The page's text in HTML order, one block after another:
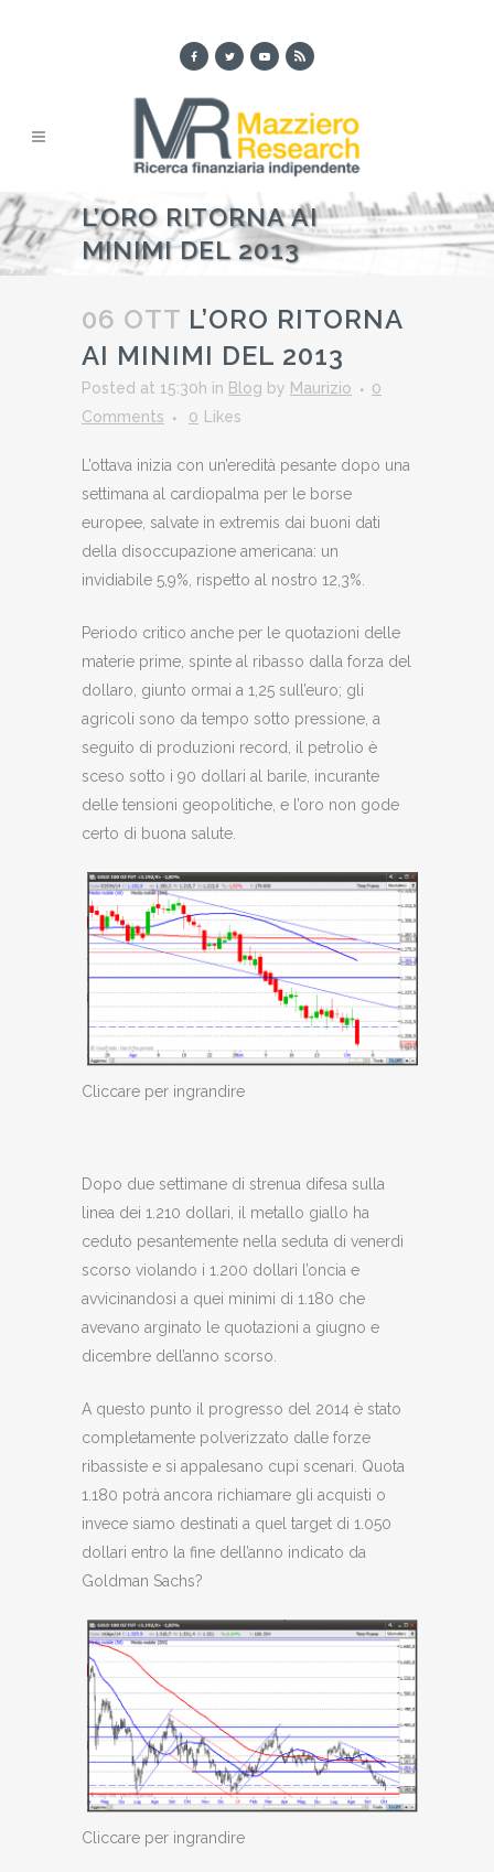
L’ORO RITORNA AI
MINIMI DEL 2013
06 OTT L’ORO RITORNA
AI MINIMI DEL 2013
Posted at 15:30h in Blog by Maurizio
0
Comments
0 Likes
L’ottava inizia con un’eredità pesante dopo una
settimana al cardiopalma per le borse
europee, salvate in extremis dai buoni dati
della disoccupazione americana: un
invidiabile 5,9%, rispetto al nostro 12,3%.
Periodo critico anche per le quotazioni delle
materie prime, spinte al ribasso dalla forza del
dollaro, giunto ormai a 1,25 sull’euro; gli
agricoli sono da tempo sotto pressione, a
seguito di produzioni record, il petrolio è
sceso sotto i 90 dollari al barile, incurante
delle tensioni geopolitiche, e l’oro non gode
certo di buona salute.
Cliccare per ingrandire
Dopo due settimane di strenua difesa sulla
linea dei 1.210 dollari, il metallo giallo ha
ceduto pesantemente nella seduta di venerdì
scorso violando i 1.200 dollari l’oncia e
avvicinandosi a quei minimi di 1.180 che
avevano arginato le quotazioni a giugno e
dicembre dell’anno scorso.
A questo punto il progresso del 2014 è stato
completamente polverizzato dalle forze
ribassiste e si appalesano cupi scenari. Quota
1.180 potrà ancora richiamare gli acquisti o
invece siamo destinati a quel target di 1.050
dollari entro la fine dell’anno indicato da
Goldman Sachs?
Cliccare per ingrandire